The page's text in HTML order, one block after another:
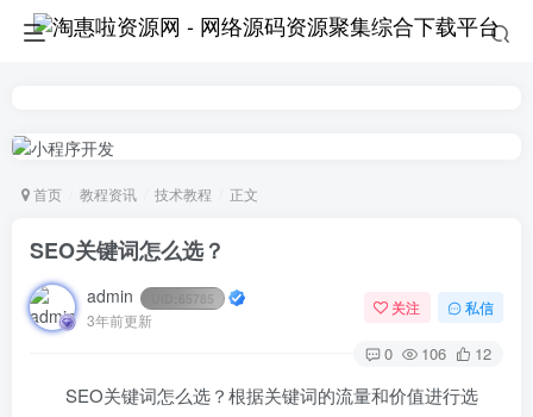
首页 教程资讯 技术教程 正文
SEO关键词怎么选？
admin
3年前更新
关注 私信
0 106 12
SEO关键词怎么选？根据关键词的流量和价值进行选